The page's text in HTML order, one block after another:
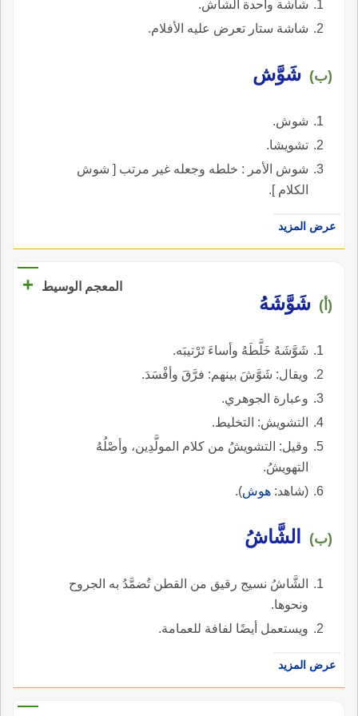
شاشة واحدة الشاش.
شاشة ستار تعرض عليه الأفلام.
(ب) شَوَّش
شوش.
تشويشا.
شوش الأمر : خلطه وجعله غير مرتب [ شوش
الكلام ].
عرض المزيد
المعجم الوسيط +
(أ) شَوَّشَهُ
شَوَّشَهُ خَلَّطَهُ وأساءَ تَرْتيبَه.
ويقال: شَوَّشَ بينهم: فرَّقَ وأفْسَدَ.
وعبارة الجوهري.
التشويش: التخليط.
وقيل: التشويشُ من كلام المولَّدِين، وأصْلُهُ
التهويشُ.
(شاهد: هوش).
(ب) الشَّاشُ
الشَّاشُ نسيج رقيق من القطن تُضمَّدُ به الجروح
ونحوها.
ويستعمل أيضًا لفافة للعمامة.
عرض المزيد